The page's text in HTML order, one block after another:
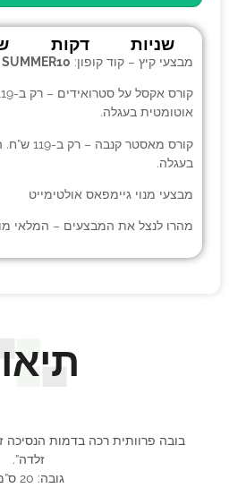
דקות שניות
מבצעי קיץ – קוד קופון: SUMMER10
קורס אקסל על סטרואידים
אוטומטית בעגלה.
קורס מאסטר קנבה
– רק
בעגלה.
מבצעי מנוי גיימפאס אולטימייט
מהרו לנצל את המבצעים – המלאי
בובה פרוותית רכה בדמות
זלדה”.
גובה: 20 ס”מ.